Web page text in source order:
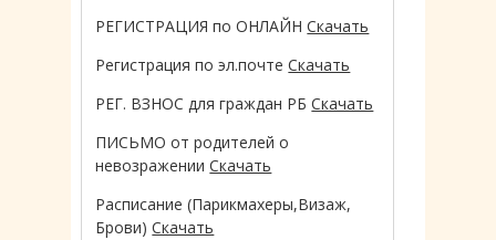
РЕГИСТРАЦИЯ по ОНЛАЙНСкачать
Регистрация по эл.почтеСкачать
РЕГ. ВЗНОС для граждан РБСкачать
ПИСЬМО от родителей о
невозраженииСкачать
Расписание (Парикмахеры,Визаж,
Брови)Скачать